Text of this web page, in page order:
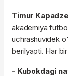
Timur
akademiya
uchrashuvidek
berilyapti. Har
- Kubokdagi